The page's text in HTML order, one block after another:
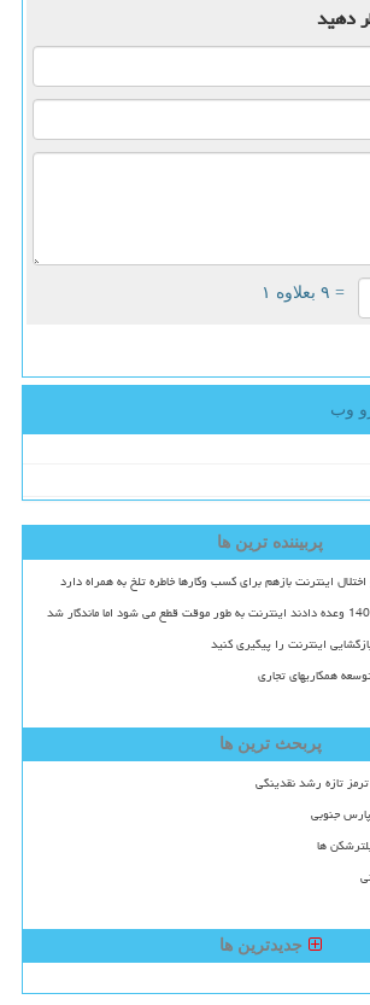
دهید
= ۹ بعلاوه ۱
وب
پربیننده ترین ها
اینترنت بازهم برای کسب وکارها خاطره تلخ به همراه دارد
اینترنت را پیگیری کنید
همکاریهای تجاری
پربحث ترین ها
تازه رشد نقدینگی
پارس جنوبی
ها
جدیدترین ها